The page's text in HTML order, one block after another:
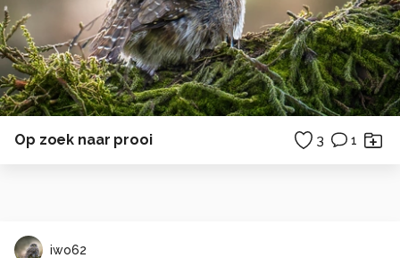
Op zoek naar prooi 3 1
iwo62